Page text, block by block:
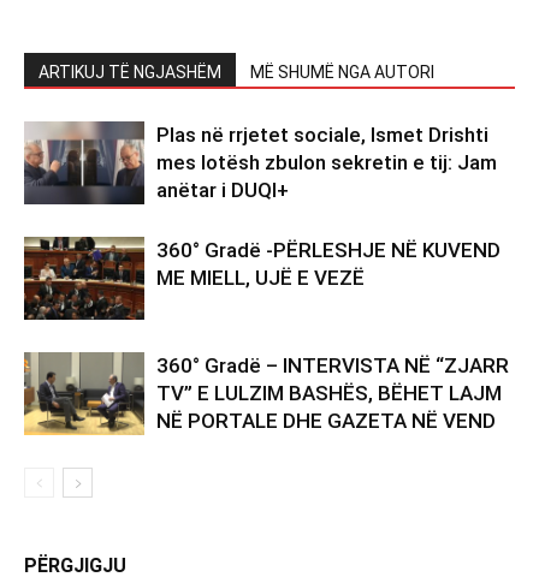
ARTIKUJ TË NGJASHËM MË SHUMË NGA AUTORI
Plas në rrjetet sociale, Ismet Drishti
mes lotësh zbulon sekretin e tij: Jam
anëtar i DUQI+
360° Gradë -PËRLESHJE NË KUVEND
ME MIELL, UJË E VEZË
360° Gradë – INTERVISTA NË “ZJARR
TV” E LULZIM BASHËS, BËHET LAJM
NË PORTALE DHE GAZETA NË VEND
PËRGJIGJU